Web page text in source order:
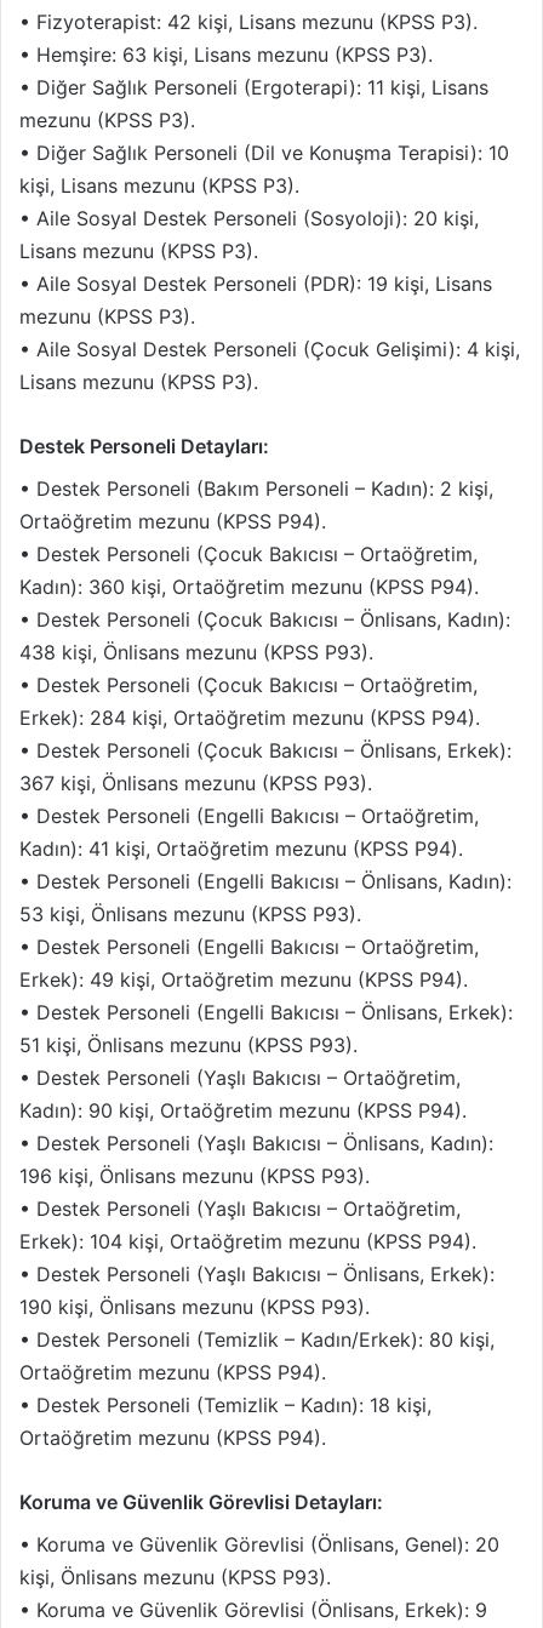
• Fizyoterapist: 42 kişi, Lisans mezunu (KPSS P3).
• Hemşire: 63 kişi, Lisans mezunu (KPSS P3).
• Diğer Sağlık Personeli (Ergoterapi): 11 kişi, Lisans
mezunu (KPSS P3).
• Diğer Sağlık Personeli (Dil ve Konuşma Terapisi): 10
kişi, Lisans mezunu (KPSS P3).
• Aile Sosyal Destek Personeli (Sosyoloji): 20 kişi,
Lisans mezunu (KPSS P3).
• Aile Sosyal Destek Personeli (PDR): 19 kişi, Lisans
mezunu (KPSS P3).
• Aile Sosyal Destek Personeli (Çocuk Gelişimi): 4 kişi,
Lisans mezunu (KPSS P3).
Destek Personeli Detayları:
• Destek Personeli (Bakım Personeli – Kadın): 2 kişi,
Ortaöğretim mezunu (KPSS P94).
• Destek Personeli (Çocuk Bakıcısı – Ortaöğretim,
Kadın): 360 kişi, Ortaöğretim mezunu (KPSS P94).
• Destek Personeli (Çocuk Bakıcısı – Önlisans, Kadın):
438 kişi, Önlisans mezunu (KPSS P93).
• Destek Personeli (Çocuk Bakıcısı – Ortaöğretim,
Erkek): 284 kişi, Ortaöğretim mezunu (KPSS P94).
• Destek Personeli (Çocuk Bakıcısı – Önlisans, Erkek):
367 kişi, Önlisans mezunu (KPSS P93).
• Destek Personeli (Engelli Bakıcısı – Ortaöğretim,
Kadın): 41 kişi, Ortaöğretim mezunu (KPSS P94).
• Destek Personeli (Engelli Bakıcısı – Önlisans, Kadın):
53 kişi, Önlisans mezunu (KPSS P93).
• Destek Personeli (Engelli Bakıcısı – Ortaöğretim,
Erkek): 49 kişi, Ortaöğretim mezunu (KPSS P94).
• Destek Personeli (Engelli Bakıcısı – Önlisans, Erkek):
51 kişi, Önlisans mezunu (KPSS P93).
• Destek Personeli (Yaşlı Bakıcısı – Ortaöğretim,
Kadın): 90 kişi, Ortaöğretim mezunu (KPSS P94).
• Destek Personeli (Yaşlı Bakıcısı – Önlisans, Kadın):
196 kişi, Önlisans mezunu (KPSS P93).
• Destek Personeli (Yaşlı Bakıcısı – Ortaöğretim,
Erkek): 104 kişi, Ortaöğretim mezunu (KPSS P94).
• Destek Personeli (Yaşlı Bakıcısı – Önlisans, Erkek):
190 kişi, Önlisans mezunu (KPSS P93).
• Destek Personeli (Temizlik – Kadın/Erkek): 80 kişi,
Ortaöğretim mezunu (KPSS P94).
• Destek Personeli (Temizlik – Kadın): 18 kişi,
Ortaöğretim mezunu (KPSS P94).
Koruma ve Güvenlik Görevlisi Detayları:
• Koruma ve Güvenlik Görevlisi (Önlisans, Genel): 20
kişi, Önlisans mezunu (KPSS P93).
• Koruma ve Güvenlik Görevlisi (Önlisans, Erkek): 9